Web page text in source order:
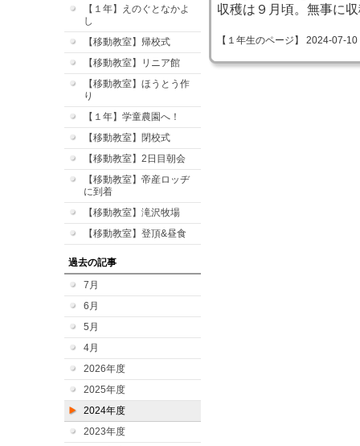
【１年】えのぐとなかよ
し
【移動教室】帰校式
【移動教室】リニア館
【移動教室】ほうとう作
り
【１年】学童農園へ！
【移動教室】閉校式
【移動教室】2日目朝会
【移動教室】帝産ロッヂ
に到着
【移動教室】滝沢牧場
【移動教室】登頂&昼食
過去の記事
7月
6月
5月
4月
2026年度
2025年度
2024年度
2023年度
収穫は９月頃。無事に
【１年生のページ】 2024-07-